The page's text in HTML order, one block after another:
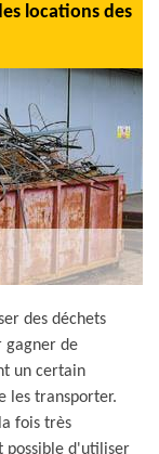
locations des
des déchets
gagner de
un certain
les transporter.
fois très
possible d'utiliser